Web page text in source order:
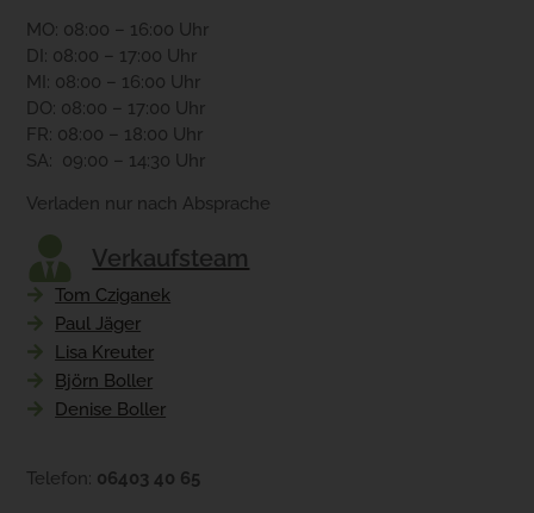
MO: 08:00 – 16:00 Uhr
DI: 08:00 – 17:00 Uhr
MI: 08:00 – 16:00 Uhr
DO: 08:00 – 17:00 Uhr
FR: 08:00 – 18:00 Uhr
SA: 09:00 – 14:30 Uhr
Verladen nur nach Absprache
Verkaufsteam
Tom Cziganek
Paul Jäger
Lisa Kreuter
Björn Boller
Denise Boller
Telefon: 06403 40 65